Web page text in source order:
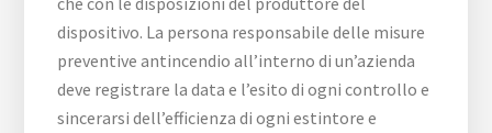
dispositivo. La persona responsabile delle misure
preventive antincendio all’interno di un’azienda
deve registrare la data e l’esito di ogni controllo e
sincerarsi dell’efficienza di ogni estintore e